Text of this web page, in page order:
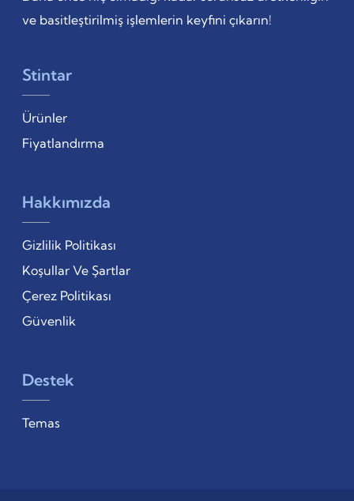
ve basitleştirilmiş işlemlerin keyfini çıkarın!
Stintar
Ürünler
Fiyatlandırma
Hakkımızda
Gizlilik Politikası
Koşullar Ve Şartlar
Çerez Politikası
Güvenlik
Destek
Temas